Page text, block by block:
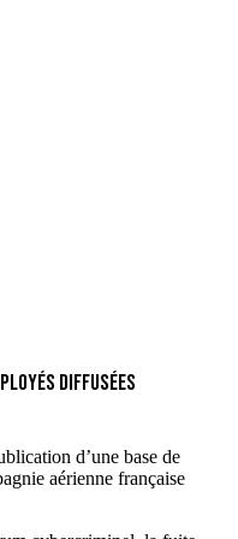
diffusées
d’une base de
aérienne française